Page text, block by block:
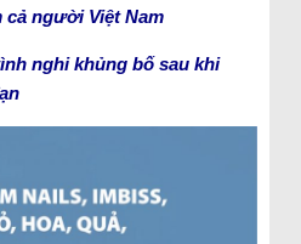
cả người Việt Nam
nghi khủng bố sau khi